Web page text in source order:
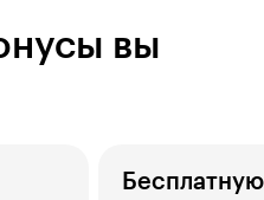
вы
Бесплатную